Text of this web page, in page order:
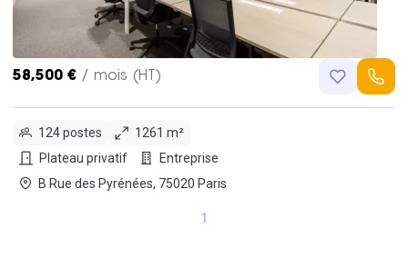
58,500 € / mois (HT)
124 postes
1261 m²
Plateau privatif
Entreprise
B Rue des Pyrénées, 75020 Paris
1